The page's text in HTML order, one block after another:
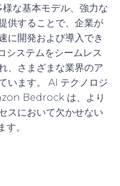
な基本モデル、強力な
供することで、企業が
に開発および導入でき
システムをシームレス
、さまざまな業界のア
います。 AI テクノロジ
Bedrock は、より
スにおいて欠かせない
。